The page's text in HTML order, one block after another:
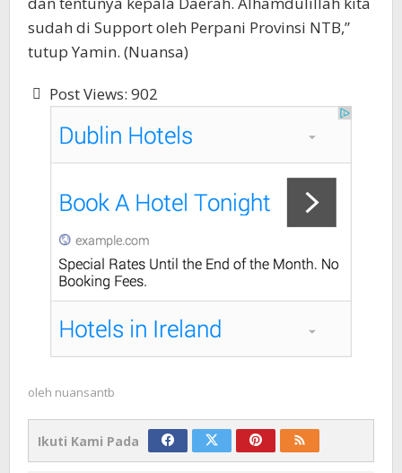
sudah di Support oleh Perpani Provinsi NTB,”
tutup Yamin. (Nuansa)
Post Views: 902
oleh nuansantb
Ikuti Kami Pada